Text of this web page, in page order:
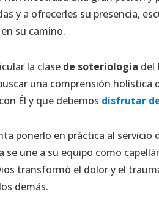
y a ofrecerles su presencia,
su camino.
la clase de soteriología del
una comprensión holística
Él y que debemos disfrutar
ponerlo en práctica al servicio
une a su equipo como
transformó el dolor y el
demás.